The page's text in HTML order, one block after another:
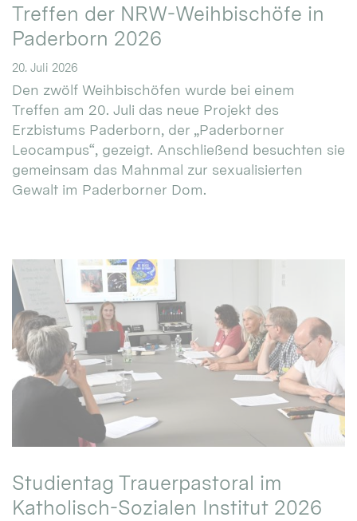
Treffen der NRW-Weihbischöfe in
Paderborn 2026
20. Juli 2026
Den zwölf Weihbischöfen wurde bei einem
Treffen am 20. Juli das neue Projekt des
Erzbistums Paderborn, der „Paderborner
Leocampus“, gezeigt. Anschließend besuchten sie
gemeinsam das Mahnmal zur sexualisierten
Gewalt im Paderborner Dom.
Studientag Trauerpastoral im
Katholisch-Sozialen Institut 2026